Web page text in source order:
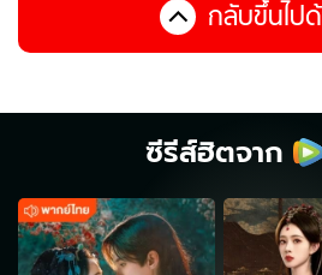
กลับขึ้นไป
ซีรีส์ฮิตจาก